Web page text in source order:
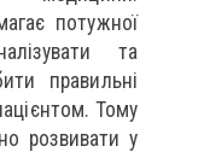
потужної
та
правильні
Тому
розвивати у